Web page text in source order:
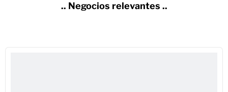
.. Negocios relevantes ..